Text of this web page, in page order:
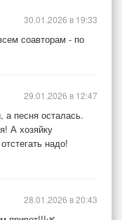
соавторам - по
30.01.2026 в 19:33
песня осталась.
А хозяйку
надо!
29.01.2026 в 12:47
28.01.2026 в 20:43